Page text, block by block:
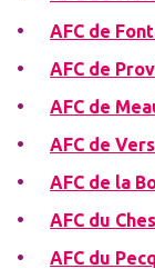
AFC de
AFC de
AFC de
AFC de
AFC de la
AFC du
AFC du